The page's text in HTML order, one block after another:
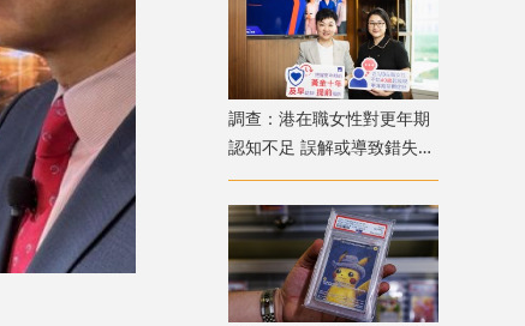
調查：港在職女性對更年期
認知不足 誤解或導致錯失
「黃金預防期」